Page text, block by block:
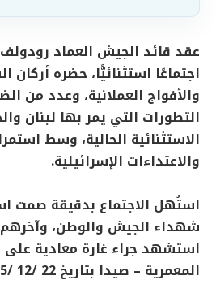
عقد قائد الجيش العماد
اجتماعًا استثنائيًّا، حضره أركان
والأفواج العملانية، وعدد من
التطورات التي يمر بها لبنان
الاستثنائية الحالية، وسط
والاعتداءات الإسرائيلية.
استُهل الاجتماع بدقيقة صمت
شهداء الجيش والوطن،
استشهد جراء غارة معادية
المعمرية – صيدا بتاريخ 22 /12 /2025.